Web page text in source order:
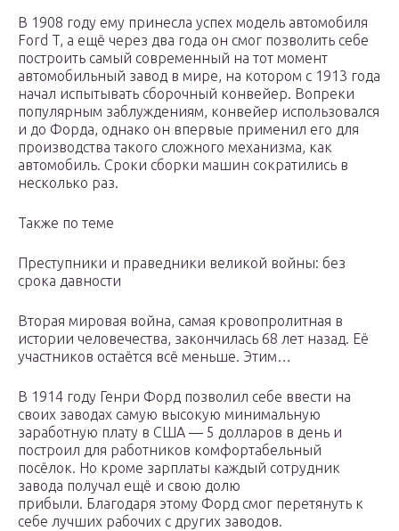
В 1908 году ему принесла успех модель автомобиля
Ford T, а ещё через два года он смог позволить себе
построить самый современный на тот момент
автомобильный завод в мире, на котором с 1913 года
начал испытывать сборочный конвейер. Вопреки
популярным заблуждениям, конвейер использовался
и до Форда, однако он впервые применил его для
производства такого сложного механизма, как
автомобиль. Сроки сборки машин сократились в
несколько раз.
Также по теме
Преступники и праведники великой войны: без
срока давности
Вторая мировая война, самая кровопролитная в
истории человечества, закончилась 68 лет назад. Её
участников остаётся всё меньше. Этим…
В 1914 году Генри Форд позволил себе ввести на
своих заводах самую высокую минимальную
заработную плату в США — 5 долларов в день и
построил для работников комфортабельный
посёлок. Но кроме зарплаты каждый сотрудник
завода получал ещё и свою долю
прибыли. Благодаря этому Форд смог перетянуть к
себе лучших рабочих с других заводов.